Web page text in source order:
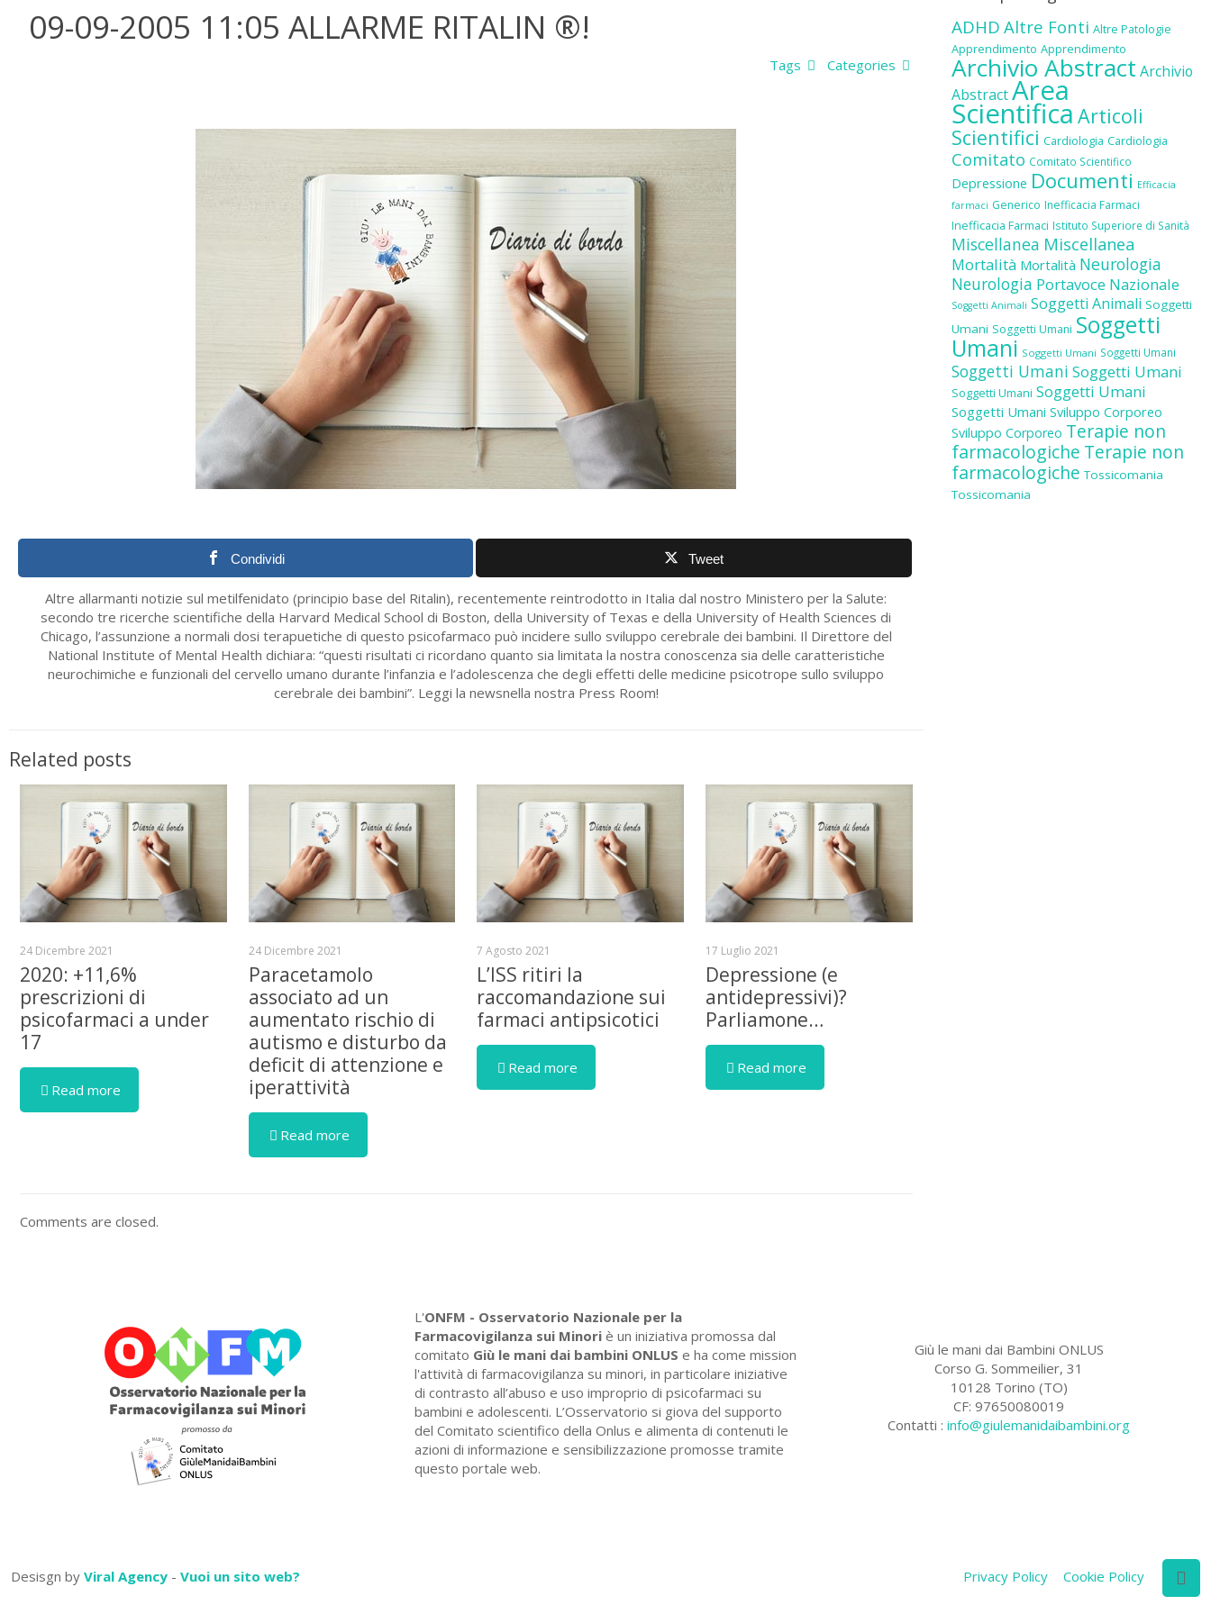
09-09-2005 11:05 ALLARME RITALIN ®!
Categories
Tags
Condividi Tweet
Altre allarmanti notizie sul metilfenidato (principio base del Ritalin), recentemente reintrodotto in Italia dal nostro Ministero per la Salute:
secondo tre ricerche scientifiche della Harvard Medical School di Boston, della University of Texas e della University of Health Sciences di
Chicago, l’assunzione a normali dosi terapuetiche di questo psicofarmaco può incidere sullo sviluppo cerebrale dei bambini. Il Direttore del
National Institute of Mental Health dichiara: “questi risultati ci ricordano quanto sia limitata la nostra conoscenza sia delle caratteristiche
neurochimiche e funzionali del cervello umano durante l’infanzia e l’adolescenza che degli effetti delle medicine psicotrope sullo sviluppo
cerebrale dei bambini”. Leggi la newsnella nostra Press Room!
Related posts
24 Dicembre 2021
2020: +11,6%
prescrizioni di
psicofarmaci a under
17
Read more
24 Dicembre 2021
Paracetamolo
associato ad un
aumentato rischio di
autismo e disturbo da
deficit di attenzione e
iperattività
Read more
7 Agosto 2021
L’ISS ritiri la
raccomandazione sui
farmaci antipsicotici
Read more
17 Luglio 2021
Depressione (e
antidepressivi)?
Parliamone…
Read more
Comments are closed.
ADHD Altre Fonti Altre Patologie
Apprendimento Apprendimento
Archivio Abstract Archivio
AbstractArea
Scientifica Articoli
Scientifici Cardiologia Cardiologia
Comitato Comitato Scientifico
Depressione Documenti Efficacia
farmaci Generico Inefficacia Farmaci
Inefficacia Farmaci Istituto Superiore di Sanità
Miscellanea Miscellanea
Mortalità Mortalità Neurologia
Neurologia Portavoce Nazionale
Soggetti Animali Soggetti Animali Soggetti
Umani Soggetti Umani Soggetti
Umani Soggetti Umani Soggetti Umani
Soggetti Umani Soggetti Umani
Soggetti Umani Soggetti Umani
Soggetti Umani Sviluppo Corporeo
Sviluppo Corporeo Terapie non
farmacologiche Terapie non
farmacologiche Tossicomania
Tossicomania
L'ONFM - Osservatorio Nazionale per la
Farmacovigilanza sui Minori è un iniziativa promossa dal
comitato Giù le mani dai bambini ONLUS e ha come mission
l'attività di farmacovigilanza su minori, in particolare iniziative
di contrasto all’abuso e uso improprio di psicofarmaci su
bambini e adolescenti. L’Osservatorio si giova del supporto
del Comitato scientifico della Onlus e alimenta di contenuti le
azioni di informazione e sensibilizzazione promosse tramite
questo portale web.
Giù le mani dai Bambini ONLUS
Corso G. Sommeilier, 31
10128 Torino (TO)
CF: 97650080019
Contatti :info@giulemanidaibambini.org
Desisgn by Viral Agency - Vuoi un sito web? Privacy Policy Cookie Policy